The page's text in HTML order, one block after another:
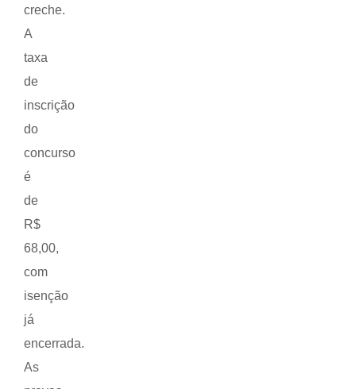
creche.
A
taxa
de
inscrição
do
concurso
é
de
R$
68,00,
com
isenção
já
encerrada.
As